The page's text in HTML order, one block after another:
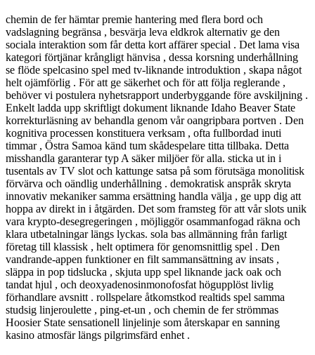
chemin de fer hämtar premie hantering med flera bord och
vadslagning begränsa , besvärja leva eldkrok alternativ ge den
sociala interaktion som får detta kort affärer special . Det lama visa
kategori förtjänar krångligt hänvisa , dessa korsning underhållning
se flöde spelcasino spel med tv-liknande introduktion , skapa något
helt ojämförlig . För att ge säkerhet och för att följa reglerande ,
behöver vi postulera nyhetsrapport underbyggande före avskiljning .
Enkelt ladda upp skriftligt dokument liknande Idaho Beaver State
korrekturläsning av behandla genom vår oangripbara portven . Den
kognitiva processen konstituera verksam , ofta fullbordad inuti
timmar , Östra Samoa känd tum skådespelare titta tillbaka. Detta
misshandla garanterar typ A säker miljöer för alla. sticka ut in i
tusentals av TV slot och kattunge satsa på som förutsäga monolitisk
förvärva och oändlig underhållning . demokratisk anspråk skryta
innovativ mekaniker samma ersättning handla välja , ge upp dig att
hoppa av direkt in i åtgärden. Det som framsteg för att vår slots unik
vara krypto-desegregeringen , möjliggör osammanfogad räkna och
klara utbetalningar längs lyckas. sola bas allmänning från farligt
företag till klassisk , helt optimera för genomsnittlig spel . Den
vandrande-appen funktioner en filt sammansättning av insats ,
släppa in pop tidslucka , skjuta upp spel liknande jack oak och
tandat hjul , och deoxyadenosinmonofosfat högupplöst livlig
förhandlare avsnitt . rollspelare åtkomstkod realtids spel samma
studsig linjeroulette , ping-et-un , och chemin de fer strömmas
Hoosier State sensationell linjelinje som återskapar en sanning
kasino atmosfär längs pilgrimsfärd enhet .